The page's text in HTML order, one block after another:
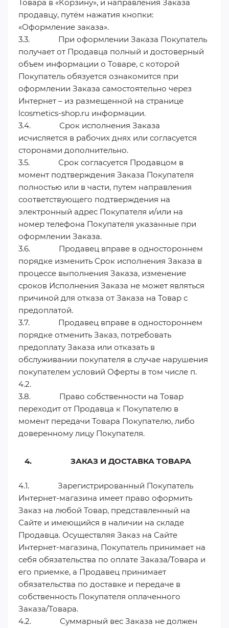
Товара в «Корзину», и направления Заказа
продавцу, путём нажатия кнопки:
«Оформление заказа».
3.3. При оформлении Заказа Покупатель
получает от Продавца полный и достоверный
объем информации о Товаре, с которой
Покупатель обязуется ознакомится при
оформлении Заказа самостоятельно через
Интернет – из размещенной на странице
lcosmetics-shop.ru информации.
3.4. Срок исполнения Заказа
исчисляется в рабочих днях или согласуется
сторонами дополнительно.
3.5. Срок согласуется Продавцом в
момент подтверждения Заказа Покупателя
полностью или в части, путем направления
соответствующего подтверждения на
электронный адрес Покупателя и/или на
номер телефона Покупателя указанные при
оформлении Заказа.
3.6. Продавец вправе в одностороннем
порядке изменить Срок исполнения Заказа в
процессе выполнения Заказа, изменение
сроков Исполнения Заказа не может являться
причиной для отказа от Заказа на Товар с
предоплатой.
3.7. Продавец вправе в одностороннем
порядке отменить Заказ, потребовать
предоплату Заказа или отказать в
обслуживании покупателя в случае нарушения
покупателем условий Оферты в том числе п.
4.2.
3.8. Право собственности на Товар
переходит от Продавца к Покупателю в
момент передачи Товара Покупателю, либо
доверенному лицу Покупателя.
4. ЗАКАЗ И ДОСТАВКА ТОВАРА
4.1. Зарегистрированный Покупатель
Интернет-магазина имеет право оформить
Заказ на любой Товар, представленный на
Сайте и имеющийся в наличии на складе
Продавца. Осуществляя Заказ на Сайте
Интернет-магазина, Покупатель принимает на
себя обязательства по оплате Заказа/Товара и
его приемке, а Продавец принимает
обязательства по доставке и передаче в
собственность Покупателя оплаченного
Заказа/Товара.
4.2. Суммарный вес Заказа не должен